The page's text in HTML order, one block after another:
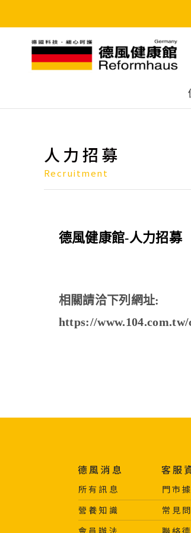
人力招募
Recruitment
德風健康館-人力招募
相關請洽下列網址:
https://www.104.com.tw/
德風消息
所有訊息
營養知識
客服
門市
常見